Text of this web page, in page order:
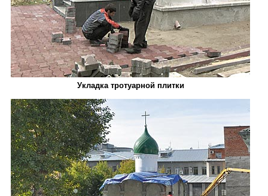
Укладка тротуарной плитки